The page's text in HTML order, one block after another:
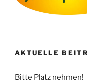
AKTUELLE
Bitte Platz nehmen!